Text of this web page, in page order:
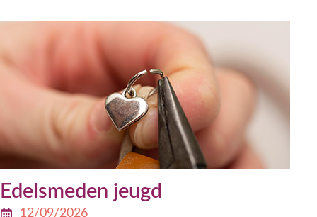
Edelsmeden jeugd
12/09/2026